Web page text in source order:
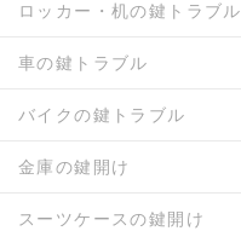
ロッカー・机の鍵トラブル
車の鍵トラブル
バイクの鍵トラブル
金庫の鍵開け
スーツケースの鍵開け